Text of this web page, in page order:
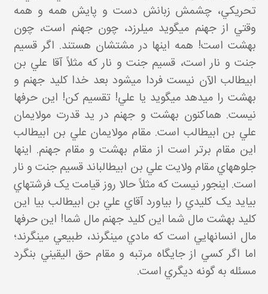
تحريکي، چشمش زبانش دست و پايش همه و همه
وقتي از جهنم مي گويد مي لرزد، چون جهنم است، چون
بهشت است! همه اينها در مشتشان هستند. اگر قسيم
جنت و نار است، قسيم جنت و نار که مثلاً آقا علي بن
ابيطالب الآن نيست فردا مي شود بعد خدا کليد جهنم و
بهشت را مي دهد مي گويد يا علي! تقسيم کن! اين حرف ها
نيست. هم اکنون بهشت و جهنم در يد قدرت مولايمان
علي بن ابيطالب است. مقام مولايمان علي بن ابيطالب
اين مقام برتر است از مقام بهشت و مقام جهنم. اينها
جلوه هاي مقام ولايت علي بن ابيطالب اند قسيم جنت و نار
است. اين جور نيست که مثلاً حالا روز قيامت يک فرشته اي
بيايد يک کليدي را بياورد آقاي علي بن ابيطالب بيا اين
کليد بهشت مال شما اين کليد جهنم مال شما! اين حرف ها
مال انسان هايي است که مادي مي نگرند، طبيعي مي نگرند؛
اما اگر کسي از جايگاه مرتبه و مقام حق اليقيني بنگرد
مسئله به گونه ديگري است.